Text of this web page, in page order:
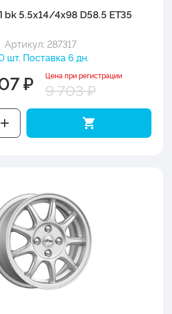
5.5x14/4x98 D58.5 ET35
Артикул: 287317
шт. Поставка 6 дн.
₽ Цена при регистрации
9 703 ₽